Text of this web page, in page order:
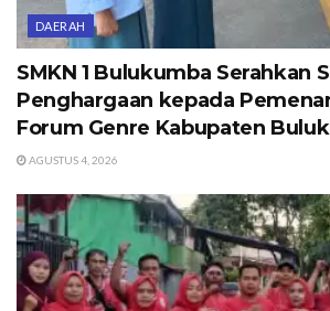
DAERAH
SMKN 1 Bulukumba Serahkan
Penghargaan kepada
Forum Genre Kabupaten
AGUSTUS 4, 2026